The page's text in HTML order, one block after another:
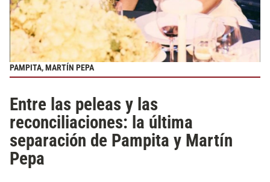
PAMPITA, MARTÍN PEPA
Entre las peleas y las
reconciliaciones: la última
separación de Pampita y Martín
Pepa